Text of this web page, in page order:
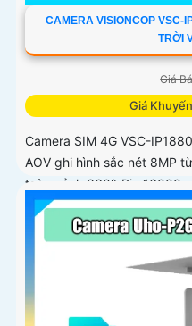
CAMERA VISIONCOP VSC-
TRỜI
Giá
Giá
Camera SIM 4G VSC-
AOV ghi hình sắc nét 8MP
toàn cảnh 360°. Pin
lượng mặt trời 15W giúp